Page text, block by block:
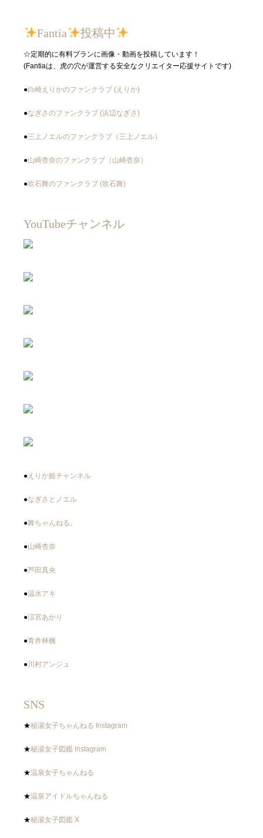
Fantia 投稿中
☆定期的に有料プランに画像・動画を投稿しています！
(Fantiaは、虎の穴が運営する安全なクリエイター応援サイトです)
●白崎えりかのファンクラブ (えりか)
●なぎさのファンクラブ (浜辺なぎさ)
●三上ノエルのファンクラブ（三上ノエル）
●山崎杏奈のファンクラブ（山崎杏奈）
●吹石舞のファンクラブ (吹石舞)
YouTubeチャンネル
●えりか姫チャンネル
●なぎさとノエル
●舞ちゃんねる。
●山崎杏奈
●芦田真央
●温水アキ
●涼宮あかり
●青井林檎
● 川村アンジュ
SNS
★秘湯女子ちゃんねる Instagram
★秘湯女子図鑑 Instagram
★温泉女子ちゃんねる
★温泉アイドルちゃんねる
★秘湯女子図鑑 X